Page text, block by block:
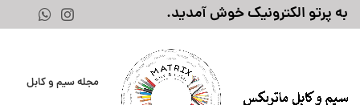
به پرتو الکترونیک خوش آمدید.
مجله سیم و کابل